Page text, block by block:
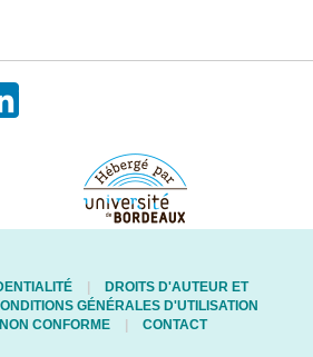
DROITS D'AUTEUR ET
GÉNÉRALES D'UTILISATION
CONFORME
CONTACT